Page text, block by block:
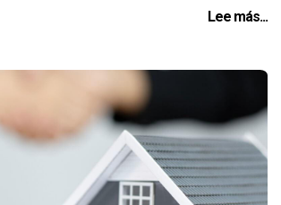
Lee más...